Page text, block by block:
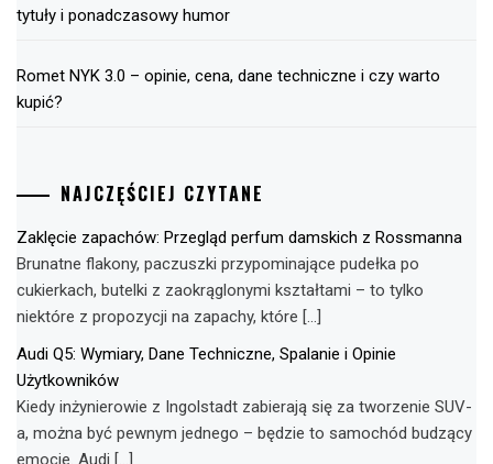
tytuły i ponadczasowy humor
Romet NYK 3.0 – opinie, cena, dane techniczne i czy warto
kupić?
NAJCZĘŚCIEJ CZYTANE
Zaklęcie zapachów: Przegląd perfum damskich z Rossmanna
Brunatne flakony, paczuszki przypominające pudełka po
cukierkach, butelki z zaokrąglonymi kształtami – to tylko
niektóre z propozycji na zapachy, które […]
Audi Q5: Wymiary, Dane Techniczne, Spalanie i Opinie
Użytkowników
Kiedy inżynierowie z Ingolstadt zabierają się za tworzenie SUV-
a, można być pewnym jednego – będzie to samochód budzący
emocje. Audi […]